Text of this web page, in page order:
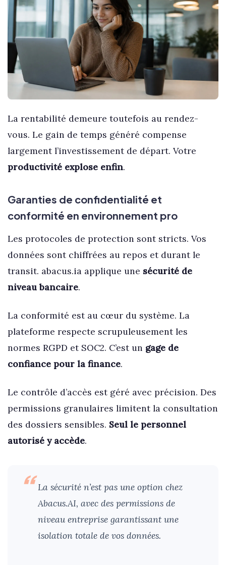
La rentabilité demeure toutefois au rendez-
vous. Le gain de temps généré compense
largement l’investissement de départ. Votre
productivité explose enfin.
Garanties de confidentialité et
conformité en environnement pro
Les protocoles de protection sont stricts. Vos
données sont chiffrées au repos et durant le
transit. abacus.ia applique une sécurité de
niveau bancaire.
La conformité est au cœur du système. La
plateforme respecte scrupuleusement les
normes RGPD et SOC2. C’est un gage de
confiance pour la finance.
Le contrôle d’accès est géré avec précision. Des
permissions granulaires limitent la consultation
des dossiers sensibles. Seul le personnel
autorisé y accède.
La sécurité n’est pas une option chez
Abacus.AI, avec des permissions de
niveau entreprise garantissant une
isolation totale de vos données.